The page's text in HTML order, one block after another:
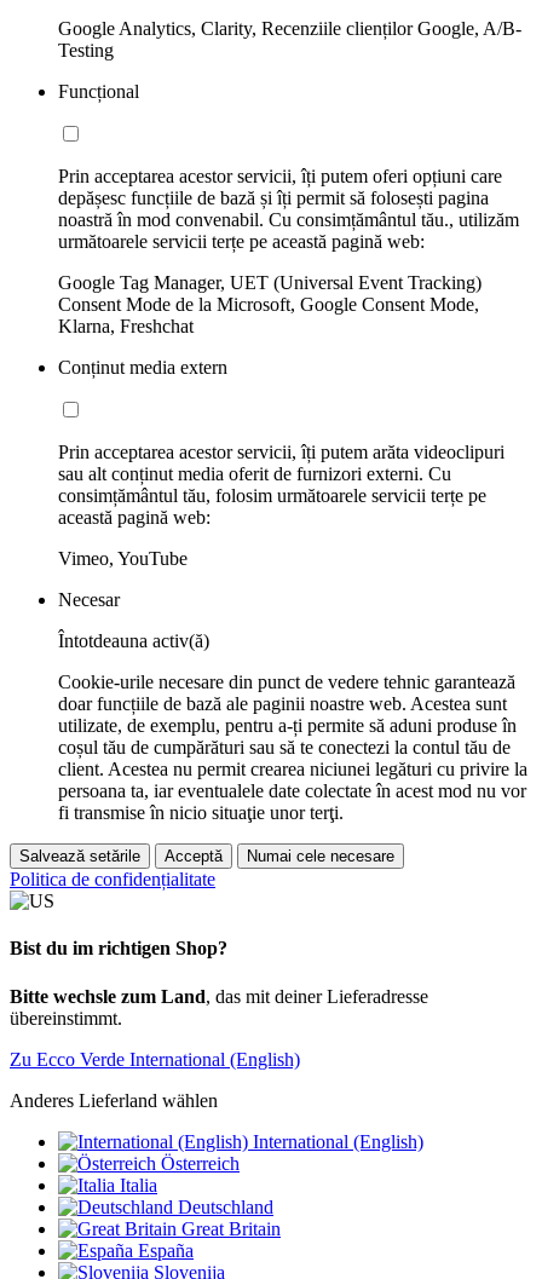
Google Analytics, Clarity, Recenziile clienților Google, A/B-
Testing
Funcțional
Prin acceptarea acestor servicii, îți putem oferi opțiuni care
depășesc funcțiile de bază și îți permit să folosești pagina
noastră în mod convenabil. Cu consimțământul tău., utilizăm
următoarele servicii terțe pe această pagină web:
Google Tag Manager, UET (Universal Event Tracking)
Consent Mode de la Microsoft, Google Consent Mode,
Klarna, Freshchat
Conținut media extern
Prin acceptarea acestor servicii, îți putem arăta videoclipuri
sau alt conținut media oferit de furnizori externi. Cu
consimțământul tău, folosim următoarele servicii terțe pe
această pagină web:
Vimeo, YouTube
Necesar
Întotdeauna activ(ă)
Cookie-urile necesare din punct de vedere tehnic garantează
doar funcțiile de bază ale paginii noastre web. Acestea sunt
utilizate, de exemplu, pentru a-ți permite să aduni produse în
coșul tău de cumpărături sau să te conectezi la contul tău de
client. Acestea nu permit crearea niciunei legături cu privire la
persoana ta, iar eventualele date colectate în acest mod nu vor
fi transmise în nicio situaţie unor terţi.
Salvează setările Acceptă Numai cele necesare
Politica de confidențialitate
Bist du im richtigen Shop?
Bitte wechsle zum Land, das mit deiner Lieferadresse
übereinstimmt.
Zu Ecco Verde International (English)
Anderes Lieferland wählen
International (English)
Österreich
Italia
Deutschland
Great Britain
España
Slovenija